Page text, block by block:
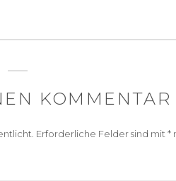
KOMMENTAR
Erforderliche Felder sind mit *